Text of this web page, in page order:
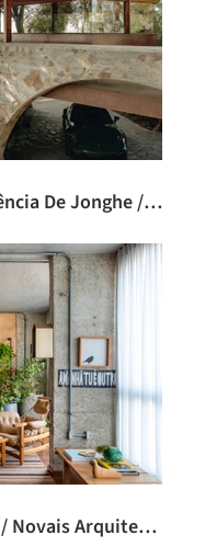
Restauração da Residência De Jonghe / Michel Architects
Apartamento Veredas / Novais Arquitetura